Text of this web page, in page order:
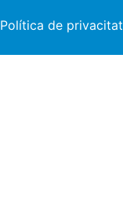
Política de privacitat